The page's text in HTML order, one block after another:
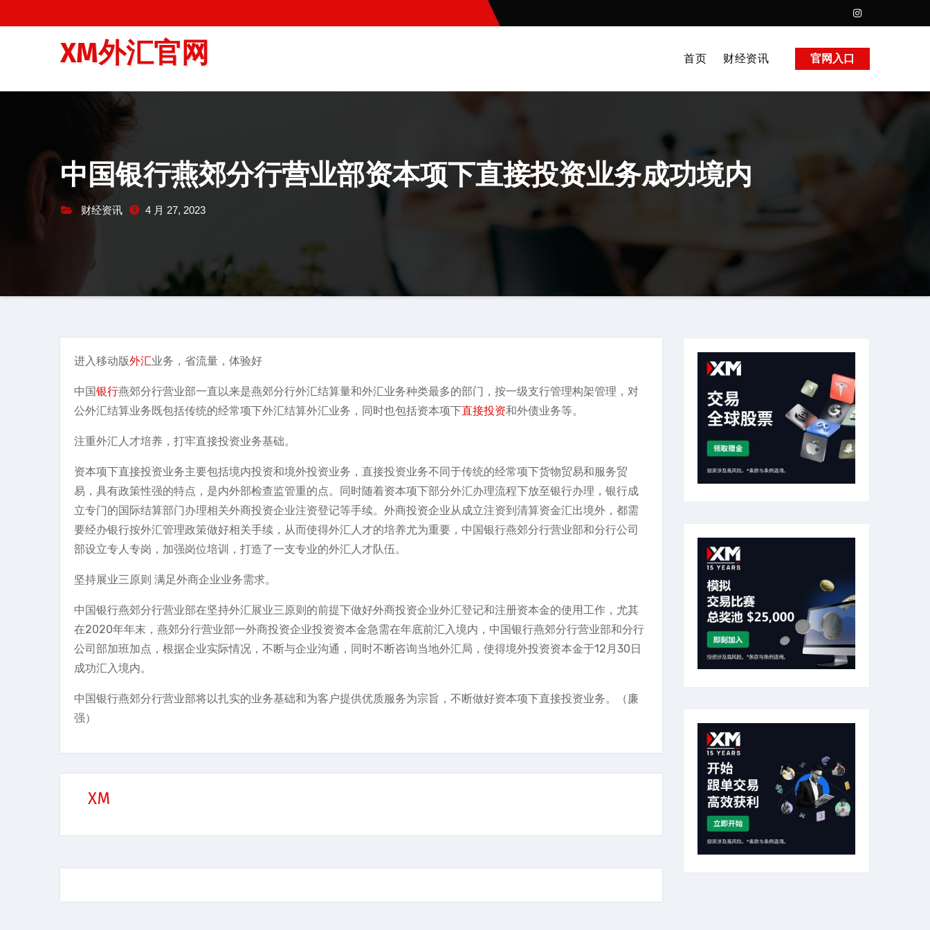
至
XM外汇官网 首页 财经资讯 官网入口
中国银行燕郊分行营业部资本项下直接投资业务成功境内
财经资讯 4 月 27, 2023
进入移动版外汇业务，省流量，体验好
中国银行燕郊分行营业部一直以来是燕郊分行外汇结算量和外汇业务种类最多的部门，按一级支行管理构架管理，对
公外汇结算业务既包括传统的经常项下外汇结算外汇业务，同时也包括资本项下直接投资和外债业务等。
注重外汇人才培养，打牢直接投资业务基础。
资本项下直接投资业务主要包括境内投资和境外投资业务，直接投资业务不同于传统的经常项下货物贸易和服务贸
易，具有政策性强的特点，是内外部检查监管重的点。同时随着资本项下部分外汇办理流程下放至银行办理，银行成
立专门的国际结算部门办理相关外商投资企业注资登记等手续。外商投资企业从成立注资到清算资金汇出境外，都需
要经办银行按外汇管理政策做好相关手续，从而使得外汇人才的培养尤为重要，中国银行燕郊分行营业部和分行公司
部设立专人专岗，加强岗位培训，打造了一支专业的外汇人才队伍。
坚持展业三原则 满足外商企业业务需求。
中国银行燕郊分行营业部在坚持外汇展业三原则的前提下做好外商投资企业外汇登记和注册资本金的使用工作，尤其
在2020年年末，燕郊分行营业部一外商投资企业投资资本金急需在年底前汇入境内，中国银行燕郊分行营业部和分行
公司部加班加点，根据企业实际情况，不断与企业沟通，同时不断咨询当地外汇局，使得境外投资资本金于12月30日
成功汇入境内。
中国银行燕郊分行营业部将以扎实的业务基础和为客户提供优质服务为宗旨，不断做好资本项下直接投资业务。（廉
强）
XM